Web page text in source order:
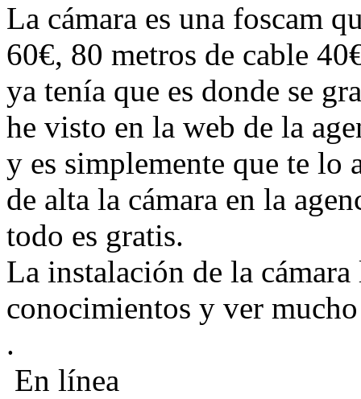
La cámara es una foscam
60€, 80 metros de cable
ya tenía que es donde se
he visto en la web de la
y es simplemente que te lo
de alta la cámara en la
todo es gratis.
La instalación de la
conocimientos y ver
.
En línea